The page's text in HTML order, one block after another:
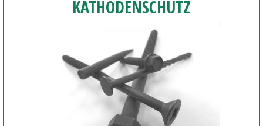
KATHODENSCHUTZ